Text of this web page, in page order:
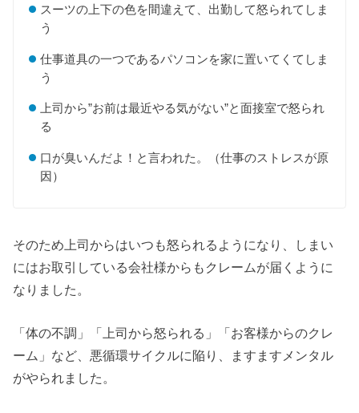
スーツの上下の色を間違えて、出勤して怒られてしま
う
仕事道具の一つであるパソコンを家に置いてくてしま
う
上司から”お前は最近やる気がない”と面接室で怒られ
る
口が臭いんだよ！と言われた。（仕事のストレスが原
因）
そのため上司からはいつも怒られるようになり、しまい
にはお取引している会社様からもクレームが届くように
なりました。
「体の不調」「上司から怒られる」「お客様からのクレ
ーム」など、悪循環サイクルに陥り、ますますメンタル
がやられました。